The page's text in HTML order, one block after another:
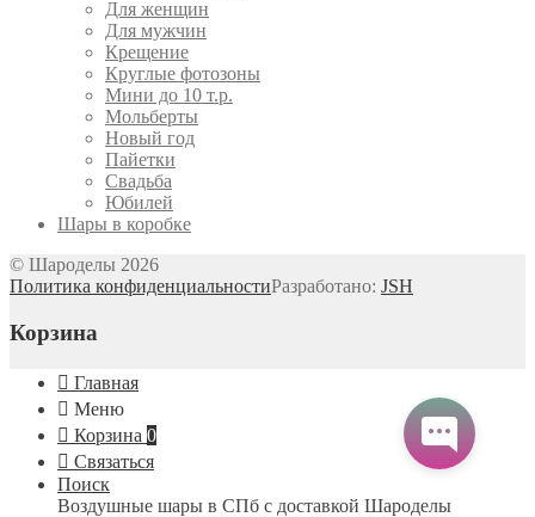
Для женщин
Для мужчин
Крещение
Круглые фотозоны
Мини до 10 т.р.
Мольберты
Новый год
Пайетки
Свадьба
Юбилей
Шары в коробке
© Шароделы 2026
Политика конфиденциальностиРазработано: JSH
Корзина
Главная
Меню
Корзина 0
Связаться
Поиск
Воздушные шары в СПб с доставкой Шароделы